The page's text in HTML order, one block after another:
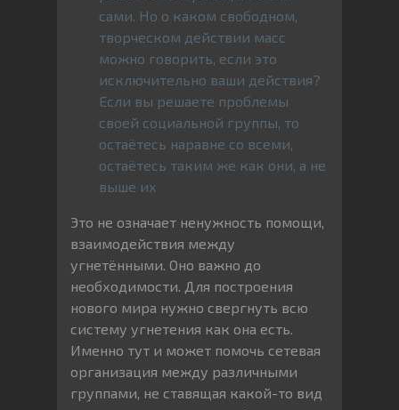
сами. Но о каком свободном,
творческом действии масс
можно говорить, если это
исключительно ваши действия?
Если вы решаете проблемы
своей социальной группы, то
остаётесь наравне со всеми,
остаётесь таким же как они, а не
выше их
Это не означает ненужность помощи,
взаимодействия между
угнетёнными. Оно важно до
необходимости. Для построения
нового мира нужно свергнуть всю
систему угнетения как она есть.
Именно тут и может помочь сетевая
организация между различными
группами, не ставящая какой-то вид